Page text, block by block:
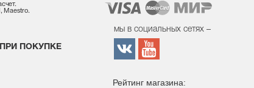
Maestro.
ПОКУПКЕ
мы в социальных сетях –
Рейтинг магазина: